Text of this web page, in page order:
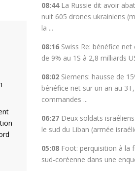
08:44 La Russie dit avoir
nuit 605 drones ukrainiens
la ...
08:16 Swiss Re: bénéfice net
de 9% au 1S à 2,8 milliards
08:02 Siemens: hausse de
bénéfice net sur un an au
commandes ...
06:27 Deux soldats
le sud du Liban (armée
05:08 Foot: perquisition à la
sud-coréenne dans une